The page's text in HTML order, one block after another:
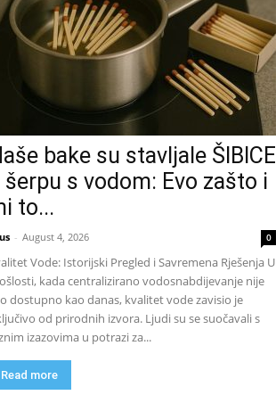
bake su stavljale ŠIBICE
šerpu s vodom: Evo zašto i
to...
- August 4, 2026 0
Vode: Istorijski Pregled i Savremena Rješenja U
kada centralizirano vodosnabdijevanje nije
dostupno kao danas, kvalitet vode zavisio je
od prirodnih izvora. Ljudi su se suočavali s
izazovima u potrazi za...
Read more